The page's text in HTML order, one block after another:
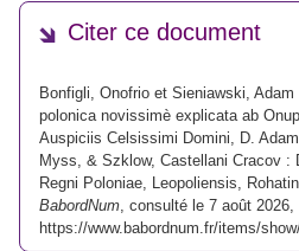
Citer ce document
Bonfigli, Onofrio et Sieniawski, Adam
polonica novissimè explicata ab
Auspiciis Celsissimi Domini, D.
Myss, & Szklow, Castellani Cracov :
Regni Poloniae, Leopoliensis,
BabordNum, consulté le 7 août 2026,
https://www.babordnum.fr/items/